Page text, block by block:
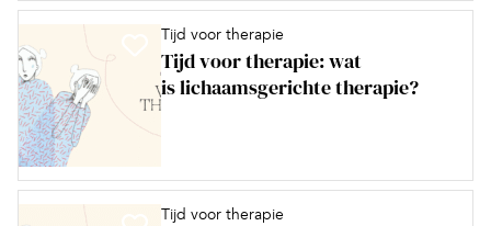
Tijd voor therapie
Tijd voor therapie: wat
is lichaamsgerichte therapie?
Tijd voor therapie